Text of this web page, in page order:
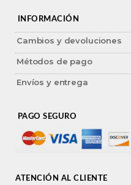
INFORMACIÓN
Cambios y devoluciones
Métodos de pago
Envíos y entrega
PAGO SEGURO
ATENCIÓN AL CLIENTE